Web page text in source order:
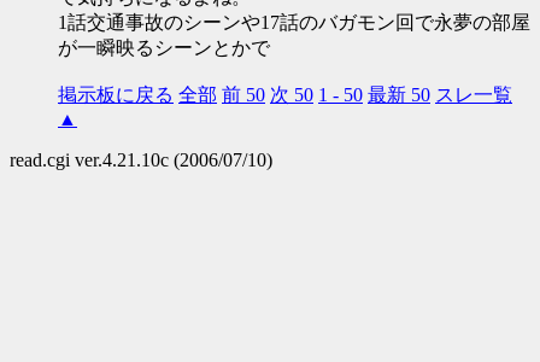
1話交通事故のシーンや17話のバガモン回で永夢の部屋
が一瞬映るシーンとかで
掲示板に戻る 全部 前 50 次 50 1 - 50 最新 50 スレ一覧
▲
read.cgi ver.4.21.10c (2006/07/10)